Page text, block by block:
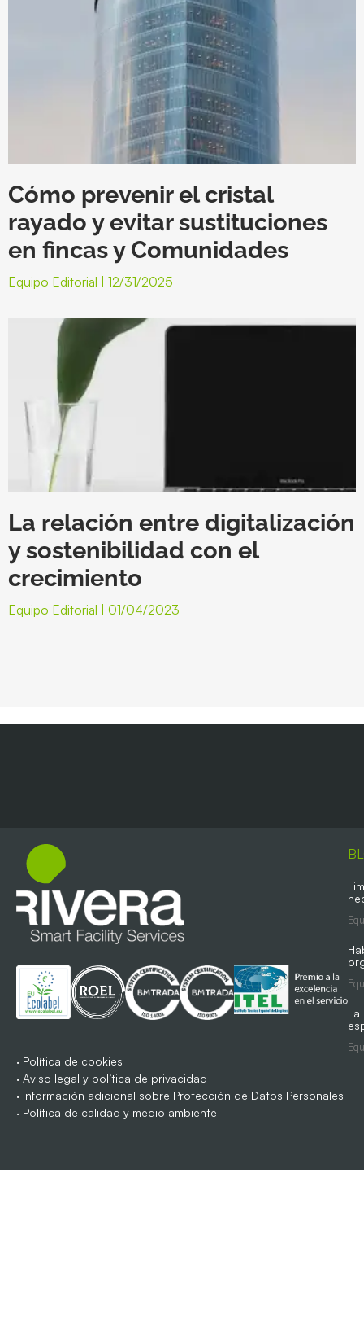
Cómo prevenir el cristal
rayado y evitar sustituciones
en fincas y Comunidades
Equipo Editorial 12/31/2025
La relación entre digitalización
y sostenibilidad con el
crecimiento
Equipo Editorial 01/04/2023
· Política de cookies
· Aviso legal y política de privacidad
· Información adicional sobre Protección de Datos Personales
· Política de calidad y medio ambiente